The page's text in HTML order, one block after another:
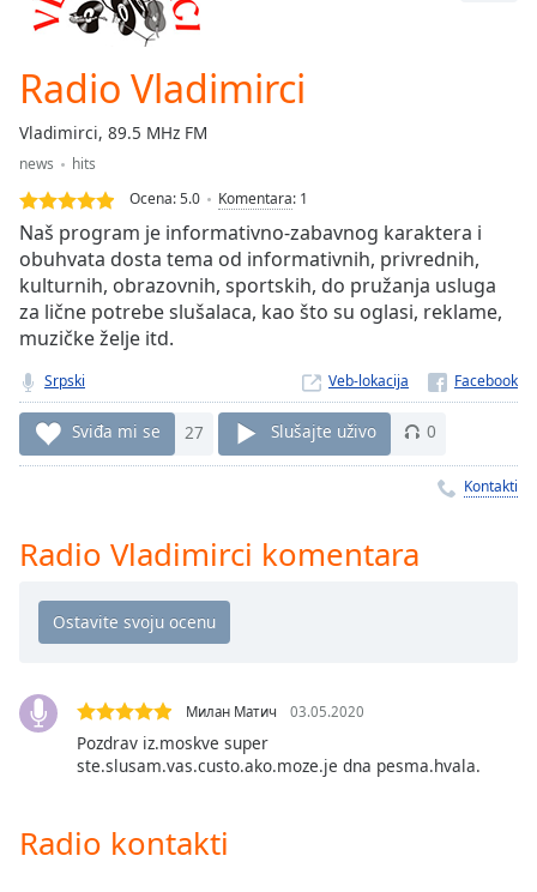
Mute
Current
Loaded:
0.00%
Stream
TypeLIVE
Seek to
live,
currently
behind
liveLIVE
Remaining
Time-
1x
Chapters
Descriptions
off
,
selected
subtitles
settings,
Radio Vladimirci
Vladimirci, 89.5 MHz FM
news
hits
Ocena:5.0 Komentara: 1
Naš program je informativno-zabavnog karaktera i
obuhvata dosta tema od informativnih, privrednih,
kulturnih, obrazovnih, sportskih, do pružanja usluga
za lične potrebe slušalaca, kao što su oglasi, reklame,
muzičke želje itd.
Srpski Veb-lokacija
Sviđa mi se 27 Slušajte uživo 0
Kontakti
Radio Vladimirci komentara
Милан Матич 03.05.2020
Pozdrav iz.moskve super
ste.slusam.vas.custo.ako.moze.je dna pesma.hvala.
Radio kontakti